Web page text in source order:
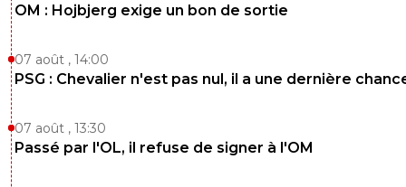
OM : Hojbjerg exige un bon de sortie
07 août , 14:00
PSG : Chevalier n'est pas nul, il a une dernière
07 août , 13:30
Passé par l'OL, il refuse de signer à l'OM